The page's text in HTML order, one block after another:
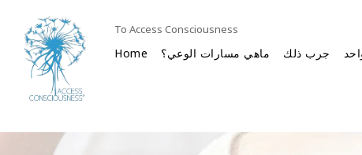
To Access Consciousness
Home ماهي مسارات الوعي؟ جرب ذلك